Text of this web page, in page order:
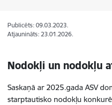
Publicēts: 09.03.2023.
Atjaunināts: 23.01.2026.
Nodokļi un nodokļu
Saskaņā ar 2025.gada ASV
starptautisko nodokļu